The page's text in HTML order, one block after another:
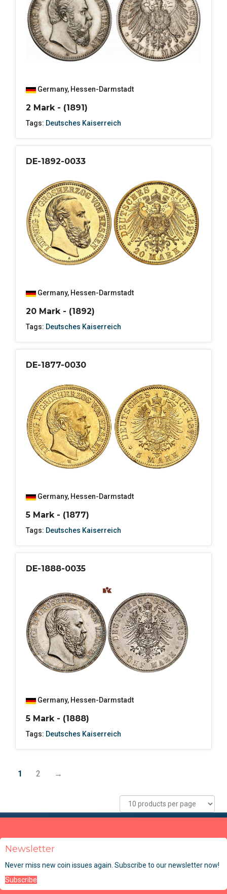
Germany, Hessen-Darmstadt
2 Mark - (1891)
Tags: Deutsches Kaiserreich
DE-1892-0033
Germany, Hessen-Darmstadt
20 Mark - (1892)
Tags: Deutsches Kaiserreich
DE-1877-0030
Germany, Hessen-Darmstadt
5 Mark - (1877)
Tags: Deutsches Kaiserreich
DE-1888-0035
Germany, Hessen-Darmstadt
5 Mark - (1888)
Tags: Deutsches Kaiserreich
1 2 →
Newsletter
Never miss new coin issues again. Subscribe to our newsletter now!
Subscribe